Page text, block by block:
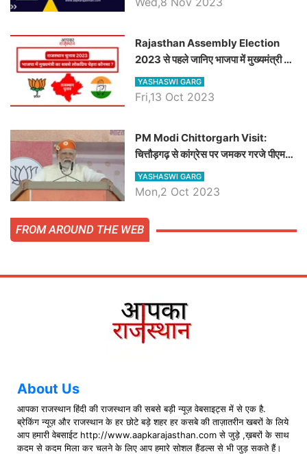
Rajasthan Assembly Election
2023 से पहले जानिए भाजपा में मुख्यमंत्री का
सबसे लोकप्रिय चेहरा कौनसा ?
YASHASWI GARG
Fri,13 Oct 2023
PM Modi Chittorgarh Visit:
चित्तौड़गढ़ से कांग्रेस पर जमकर गरजे पीएम
मोदी, जाने प्रधानमंत्री के भाषण की बड़ी
बातें, देखें वीडियो
YASHASWI GARG
Mon,2 Oct 2023
FROM AROUND THE WEB
About Us
आपका राजस्थान हिंदी की राजस्थान की सबसे बड़ी न्यूज़ वेबसाइट्स में से एक है.
ब्रेकिंग न्यूज़ और राजस्थान के हर छोटे बड़े शहर हर कसबे की ताज़ातरीन खबरों के लिये
आप हमारी वेबसाईट http://www.aapkarajasthan.com से जुड़े ,ख़बरों के साथ
कदम से कदम मिला कर चलने के लिए आप हमारे सोशल हैंडल्स से भी जुड़ सकते हैं।